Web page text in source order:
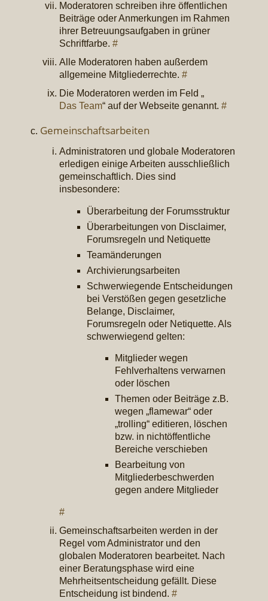
Moderatoren schreiben ihre öffentlichen
Beiträge oder Anmerkungen im Rahmen
ihrer Betreuungsaufgaben in grüner
Schriftfarbe. #
Alle Moderatoren haben außerdem
allgemeine Mitgliederrechte. #
Die Moderatoren werden im Feld „
Das Team“ auf der Webseite genannt. #
Gemeinschaftsarbeiten
Administratoren und globale Moderatoren
erledigen einige Arbeiten ausschließlich
gemeinschaftlich. Dies sind
insbesondere:
Überarbeitung der Forumsstruktur
Überarbeitungen von Disclaimer,
Forumsregeln und Netiquette
Teamänderungen
Archivierungsarbeiten
Schwerwiegende Entscheidungen
bei Verstößen gegen gesetzliche
Belange, Disclaimer,
Forumsregeln oder Netiquette. Als
schwerwiegend gelten:
Mitglieder wegen
Fehlverhaltens verwarnen
oder löschen
Themen oder Beiträge z.B.
wegen „flamewar“ oder
„trolling“ editieren, löschen
bzw. in nichtöffentliche
Bereiche verschieben
Bearbeitung von
Mitgliederbeschwerden
gegen andere Mitglieder
#
Gemeinschaftsarbeiten werden in der
Regel vom Administrator und den
globalen Moderatoren bearbeitet. Nach
einer Beratungsphase wird eine
Mehrheitsentscheidung gefällt. Diese
Entscheidung ist bindend. #